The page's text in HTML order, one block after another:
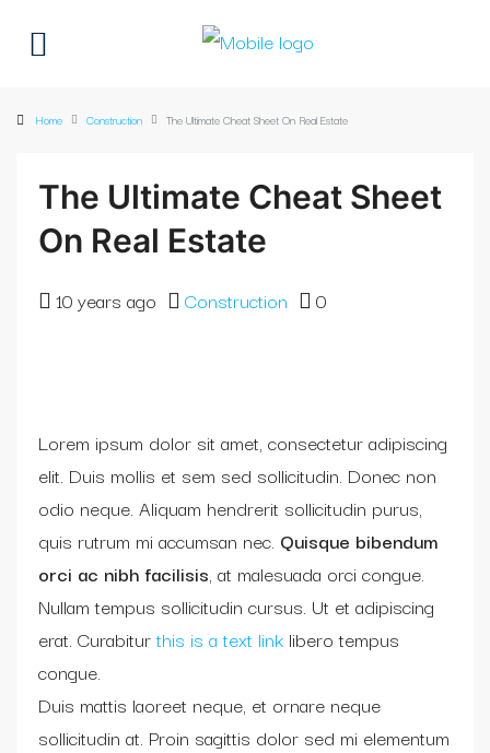
Home Construction The Ultimate Cheat Sheet On Real Estate
The Ultimate Cheat Sheet
On Real Estate
10 years ago Construction 0
Lorem ipsum dolor sit amet, consectetur adipiscing
elit. Duis mollis et sem sed sollicitudin. Donec non
odio neque. Aliquam hendrerit sollicitudin purus,
quis rutrum mi accumsan nec. Quisque bibendum
orci ac nibh facilisis, at malesuada orci congue.
Nullam tempus sollicitudin cursus. Ut et adipiscing
erat. Curabiturthis is a text link libero tempus
congue.
Duis mattis laoreet neque, et ornare neque
sollicitudin at. Proin sagittis dolor sed mi elementum